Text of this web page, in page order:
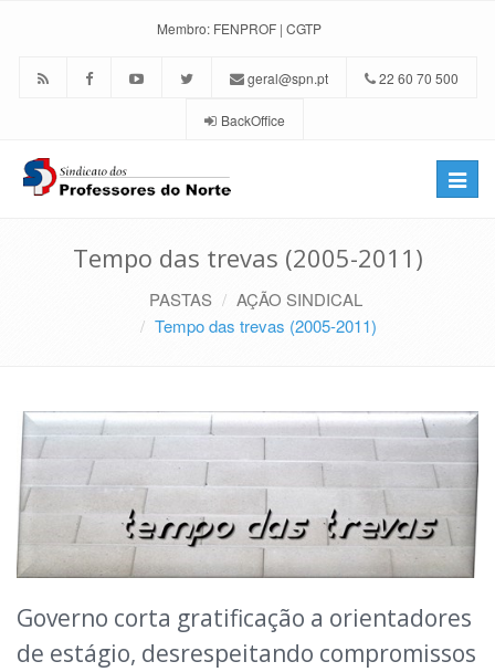
Membro: FENPROF | CGTP
geral@spn.pt 22 60 70 500
BackOffice
Toggle
Tempo das trevas (2005-2011)
PASTAS
AÇÃO SINDICAL
Tempo das trevas (2005-2011)
Governo corta gratificação a orientadores
de estágio, desrespeitando compromissos